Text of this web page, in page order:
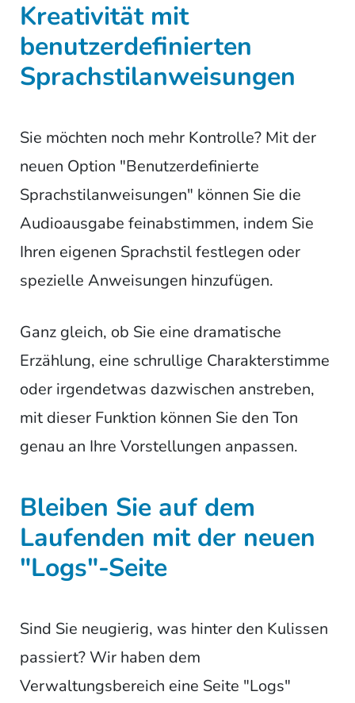
Kreativität mit
benutzerdefinierten
Sprachstilanweisungen
Sie möchten noch mehr Kontrolle? Mit der
neuen Option "Benutzerdefinierte
Sprachstilanweisungen" können Sie die
Audioausgabe feinabstimmen, indem Sie
Ihren eigenen Sprachstil festlegen oder
spezielle Anweisungen hinzufügen.
Ganz gleich, ob Sie eine dramatische
Erzählung, eine schrullige Charakterstimme
oder irgendetwas dazwischen anstreben,
mit dieser Funktion können Sie den Ton
genau an Ihre Vorstellungen anpassen.
Bleiben Sie auf dem
Laufenden mit der neuen
"Logs"-Seite
Sind Sie neugierig, was hinter den Kulissen
passiert? Wir haben dem
Verwaltungsbereich eine Seite "Logs"